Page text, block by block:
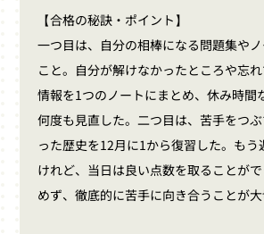
【合格の秘訣・ポイント】
一つ目は、自分の相棒になる問題集や
こと。自分が解けなかったところや忘
情報を1つのノートにまとめ、休み時間
何度も見直した。二つ目は、苦手をつ
った歴史を12月に1から復習した。もう
けれど、当日は良い点数を取ることが
めず、徹底的に苦手に向き合うことが大